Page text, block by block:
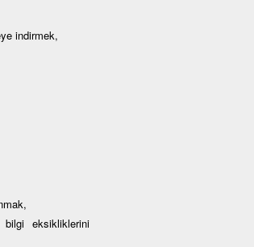
indirmek,
bilgi eksikliklerini